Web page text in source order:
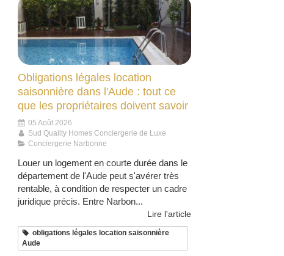
Obligations légales location
saisonnière dans l'Aude : tout ce
que les propriétaires doivent savoir
05 Août 2026
Sud Quality Homes Conciergerie de Luxe
Conciergerie Narbonne
Louer un logement en courte durée dans le
département de l'Aude peut s'avérer très
rentable, à condition de respecter un cadre
juridique précis. Entre Narbon...
Lire l'article
obligations légales location saisonnière
Aude